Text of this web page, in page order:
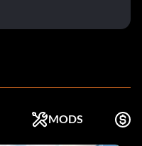
MODS